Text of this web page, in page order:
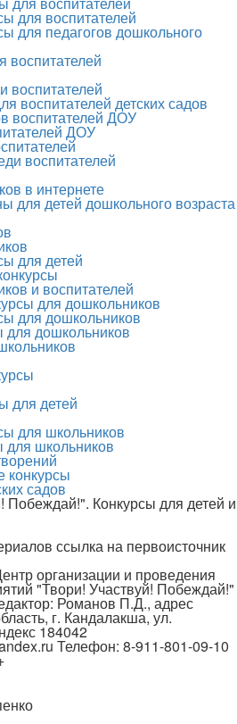
для воспитателей
для педагогов дошкольного
воспитателей
воспитателей
воспитателей детских садов
воспитателей ДОУ
ДОУ
воспитателей
в интернете
для детей дошкольного возраста
для детей
и воспитателей
для дошкольников
для дошкольников
для дошкольников
для детей
для школьников
для школьников
конкурсы
садов
Побеждай!". Конкурсы для детей и
ссылка на первоисточник
организации и проведения
"Твори! Участвуй! Побеждай!"
Романов П.Д., адрес
г. Кандалакша, ул.
184042
Телефон: 8-911-801-09-10